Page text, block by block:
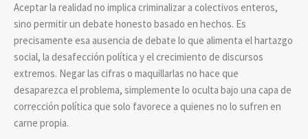
Aceptar la realidad no implica criminalizar a colectivos enteros,
sino permitir un debate honesto basado en hechos. Es
precisamente esa ausencia de debate lo que alimenta el hartazgo
social, la desafección política y el crecimiento de discursos
extremos. Negar las cifras o maquillarlas no hace que
desaparezca el problema, simplemente lo oculta bajo una capa de
corrección política que solo favorece a quienes no lo sufren en
carne propia.